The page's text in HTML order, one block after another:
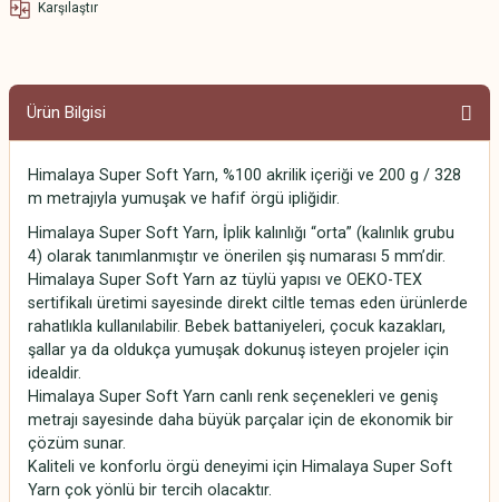
Karşılaştır
Ürün Bilgisi
Himalaya Super Soft Yarn, %100 akrilik içeriği ve 200 g / 328
m metrajıyla yumuşak ve hafif örgü ipliğidir.
Himalaya Super Soft Yarn, İplik kalınlığı “orta” (kalınlık grubu
4) olarak tanımlanmıştır ve önerilen şiş numarası 5 mm’dir.
Himalaya Super Soft Yarn az tüylü yapısı ve OEKO-TEX
sertifikalı üretimi sayesinde direkt ciltle temas eden ürünlerde
rahatlıkla kullanılabilir. Bebek battaniyeleri, çocuk kazakları,
şallar ya da oldukça yumuşak dokunuş isteyen projeler için
idealdir.
Himalaya Super Soft Yarn canlı renk seçenekleri ve geniş
metrajı sayesinde daha büyük parçalar için de ekonomik bir
çözüm sunar.
Kaliteli ve konforlu örgü deneyimi için Himalaya Super Soft
Yarn çok yönlü bir tercih olacaktır.